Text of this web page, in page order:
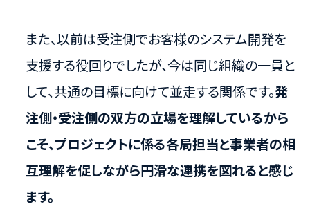
また、以前は受注側でお客様のシステム開発を
支援する役回りでしたが、今は同じ組織の一員と
して、共通の目標に向けて並走する関係です。発
注側・受注側の双方の立場を理解しているから
こそ、プロジェクトに係る各局担当と事業者の相
互理解を促しながら円滑な連携を図れると感じ
ます。